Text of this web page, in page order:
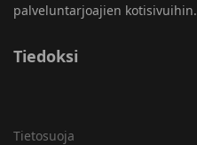
palveluntarjoajien kotisivuihin.
Tiedoksi
Tietosuoja